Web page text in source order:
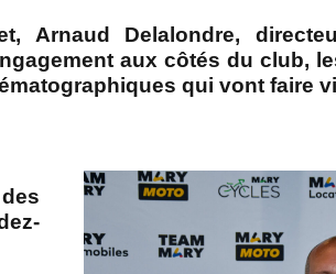
Arnaud Delalondre,
aux côtés du club,
qui vont faire